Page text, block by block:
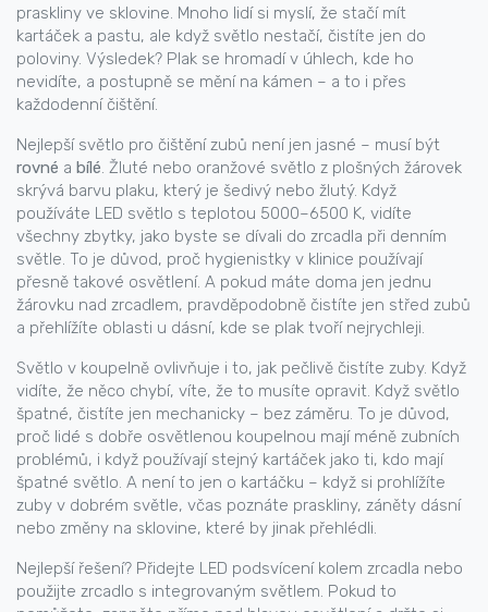
praskliny ve sklovine. Mnoho lidí si myslí, že stačí mít
kartáček a pastu, ale když světlo nestačí, čistíte jen do
poloviny. Výsledek? Plak se hromadí v úhlech, kde ho
nevidíte, a postupně se mění na kámen – a to i přes
každodenní čištění.
Nejlepší světlo pro čištění zubů není jen jasné – musí být
rovné a bílé. Žluté nebo oranžové světlo z plošných žárovek
skrývá barvu plaku, který je šedivý nebo žlutý. Když
používáte LED světlo s teplotou 5000–6500 K, vidíte
všechny zbytky, jako byste se dívali do zrcadla při denním
světle. To je důvod, proč hygienistky v klinice používají
přesně takové osvětlení. A pokud máte doma jen jednu
žárovku nad zrcadlem, pravděpodobně čistíte jen střed zubů
a přehlížíte oblasti u dásní, kde se plak tvoří nejrychleji.
Světlo v koupelně ovlivňuje i to, jak pečlivě čistíte zuby. Když
vidíte, že něco chybí, víte, že to musíte opravit. Když světlo
špatné, čistíte jen mechanicky – bez záměru. To je důvod,
proč lidé s dobře osvětlenou koupelnou mají méně zubních
problémů, i když používají stejný kartáček jako ti, kdo mají
špatné světlo. A není to jen o kartáčku – když si prohlížíte
zuby v dobrém světle, včas poznáte praskliny, záněty dásní
nebo změny na sklovine, které by jinak přehlédli.
Nejlepší řešení? Přidejte LED podsvícení kolem zrcadla nebo
použijte zrcadlo s integrovaným světlem. Pokud to